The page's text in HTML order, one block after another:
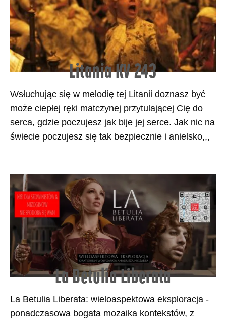
Litania KV 243
Wsłuchując się w melodię tej Litanii doznasz być
może ciepłej ręki matczynej przytulającej Cię do
serca, gdzie poczujesz jak bije jej serce. Jak nic na
świecie poczujesz się tak bezpiecznie i anielsko,,,
La Betulia Liberata
La Betulia Liberata: wieloaspektowa eksploracja -
ponadczasowa bogata mozaika kontekstów, z